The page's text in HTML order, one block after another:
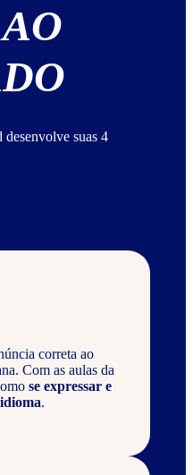
suas 4
correta ao
Com as aulas da
se expressar e
.